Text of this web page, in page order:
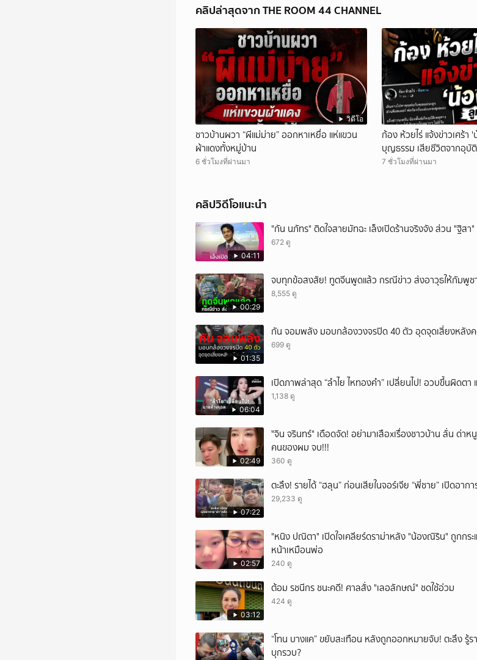
คลิปล่าสุดจาก THE ROOM 44 CHANNEL
วิดีโอ
ชาวบ้านผวา “ผีแม่ม่าย” ออกหาเหยื่อ แห่แขวน
ผ้าแดงทั้งหมู่บ้าน
6 ชั่วโมงที่ผ่านมา
ก้อง ห้วยไร่ แจ้งข่าวเศร้
บุญธรรม เสียชีวิตจากอุบั
7 ชั่วโมงที่ผ่านมา
คลิปวิดีโอแนะนำ
04:11
"กัน นภัทร" ติดใจสายมัทฉะ เล็งเปิดร้านจริงจัง ส่วน "ฐิสา"
672 ดู
00:29
จบทุกข้อสงสัย! ทูตจีนพูดแล้ว กรณีข่าว ส่งอาวุธให้กัมพูช
8,555 ดู
01:35
กัน จอมพลัง มอบกล้องวงจรปิด 40 ตัว อุดจุดเสี่ยงหลัง
699 ดู
06:04
เปิดภาพล่าสุด “ลำไย ไหทองคำ” เปลี่ยนไป! อวบขึ้นผิดต
1,138 ดู
02:49
"จิน จรินทร์" เดือดจัด! อย่ามาเสือxเรื่องชาวบ้าน ลั่น ด่า
คนของผม จบ!!!
360 ดู
07:22
ตะลึง! รายได้ “ฮลุน” ก่อนเสียในจอร์เจีย “พี่ชาย” เปิดอ
29,233 ดู
02:57
"หนิง ปณิตา" เปิดใจเคลียร์ดราม่าหลัง "น้องณิริน" ถูกกร
หน้าเหมือนพ่อ
240 ดู
03:12
ต้อม รชนีกร ชนะคดี! ศาลสั่ง "เลอลักษณ์" ชดใช้อ่วม
424 ดู
“โทน บางแค” ขยับสะเทือน หลังถูกออกหมายจับ! ตะลึง
บุกรวบ?